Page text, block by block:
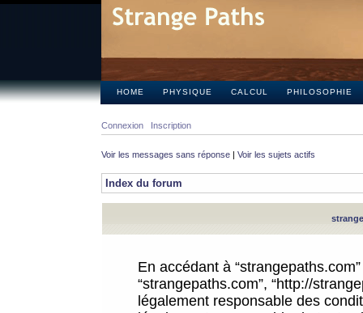
HOME PHYSIQUE CALCUL PHILOSOPHIE
Connexion Inscription
Voir les messages sans réponse | Voir les sujets actifs
Index du forum
En accédant à
“strangepaths.com”, “http://
légalement responsable des